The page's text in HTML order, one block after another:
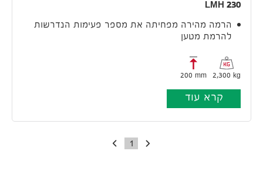
LMH 230
הרמה מהירה מפחיתה את מספר פעימות הנדרשות
להרמת מטען
2,300 kg
200 mm
קרא עוד
1